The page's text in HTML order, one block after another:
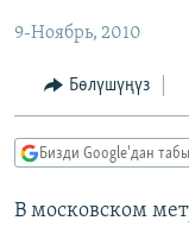
САЯСАТ
ЭКОНОМИКА
ДҮЙНӨ
БОРБОР АЗИЯ
УКРАИНА
АТАЙЫН ИЛИКТӨӨ
БҮГҮН АЗАТТЫКТА
ЭКСПЕРТТЕР
ПОДКАСТ
ӨЗГӨЧӨ ПИКИР
9-Ноябрь, 2010
Бөлүшүңүз
Бизди Google'дан
В московском